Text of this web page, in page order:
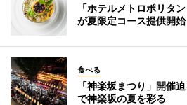
「ホテルメトロポリタ
が夏限定コース提供開始
食べる
「神楽坂まつり」開催
で神楽坂の夏を彩る